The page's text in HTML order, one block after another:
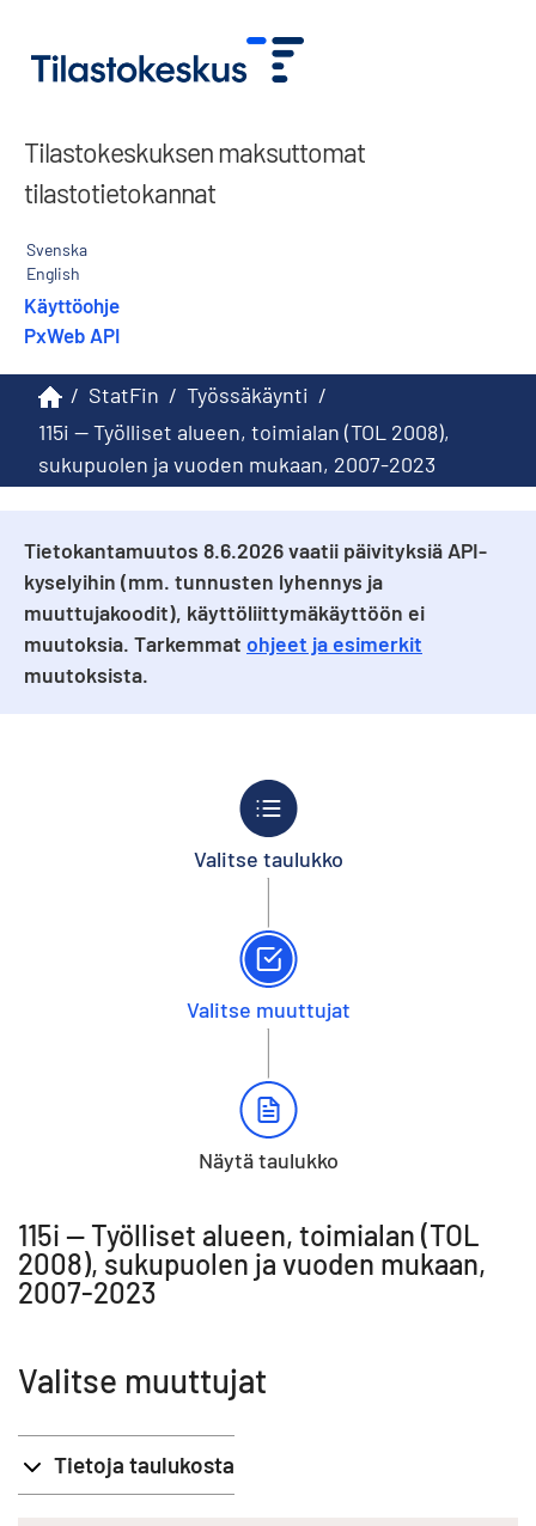
Tilastokeskuksen maksuttomat
tilastotietokannat
Svenska
English
Käyttöohje
PxWeb API
/ StatFin / Työssäkäynti /
115i -- Työlliset alueen, toimialan (TOL 2008),
sukupuolen ja vuoden mukaan, 2007-2023
Tietokantamuutos 8.6.2026 vaatii päivityksiä API-
kyselyihin (mm. tunnusten lyhennys ja
muuttujakoodit), käyttöliittymäkäyttöön ei
muutoksia. Tarkemmat ohjeet ja esimerkit
muutoksista.
Valitse taulukko
Valitse muuttujat
Näytä taulukko
115i -- Työlliset alueen, toimialan (TOL
2008), sukupuolen ja vuoden mukaan,
2007-2023
Valitse muuttujat
Tietoja taulukosta